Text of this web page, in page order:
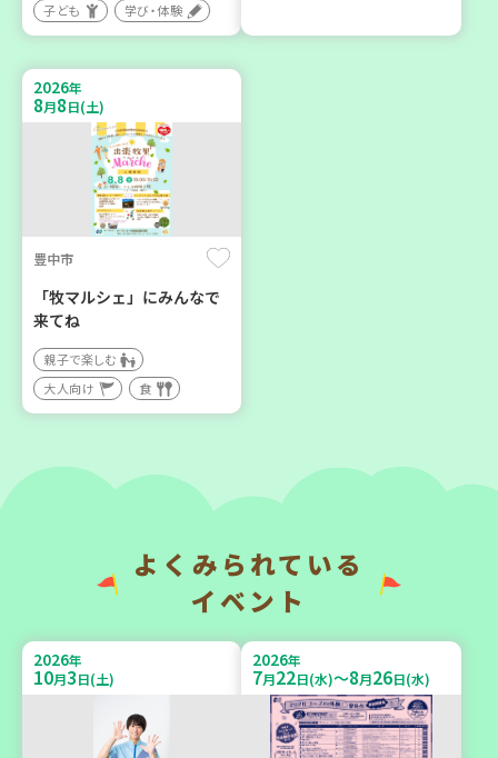
神戸市兵庫区
BOSAI(ぼうさい)教室～か
ぞくで楽しくまなぼうさい
～
学び・体験
平和・防災
2026年
24
【第3地区本部】地域のつど
い場で憩いのひとときを
【第3地区本部】住み慣れた
地域で暮らしたい 「コープ
2026年
9月6日(日)
2026年
10月6日(火)
子ども 学び・体験
2026年
8月8日(土)
豊中市
「牧マルシェ」にみんなで
来てね
親子で楽しむ
大人向け
食
よくみられている
イベント
2026年
10月3日(土)
2026年
7月22日(水)～8月26日(水)